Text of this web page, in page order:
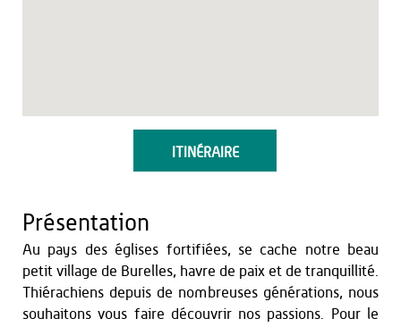
ITINÉRAIRE
Présentation
Au pays des églises fortifiées, se cache notre beau
petit village de Burelles, havre de paix et de tranquillité.
Thiérachiens depuis de nombreuses générations, nous
souhaitons vous faire découvrir nos passions. Pour le